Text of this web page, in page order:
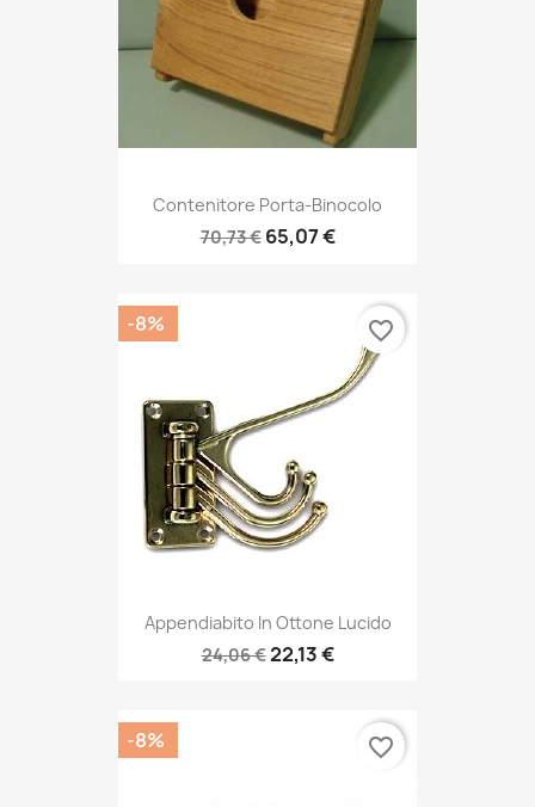
Contenitore Porta-Binocolo
70,73 € 65,07 €
Appendiabito In Ottone Lucido
24,06 €22,13 €
-8% favorite_border
-8% favorite_border